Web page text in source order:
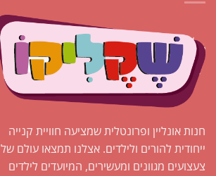
חנות אונליין ופרונטלית שמציעה חוויית קנייה
ייחודית להורים ולילדים. אצלנו תמצאו עולם של
צעצועים מגוונים ומעשירים, המיועדים לילדים